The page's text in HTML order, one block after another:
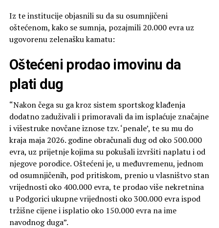
Iz te institucije objasnili su da su osumnjičeni
oštećenom, kako se sumnja, pozajmili 20.000 evra uz
ugovorenu zelenašku kamatu:
Oštećeni prodao imovinu da
plati dug
“Nakon čega su ga kroz sistem sportskog klađenja
dodatno zaduživali i primoravali da im isplaćuje značajne
i višestruke novčane iznose tzv. ‘penale’, te su mu do
kraja maja 2026. godine obračunali dug od oko 500.000
evra, uz prijetnje kojima su pokušali izvršiti naplatu i od
njegove porodice. Oštećeni je, u međuvremenu, jednom
od osumnjičenih, pod pritiskom, prenio u vlasništvo stan
vrijednosti oko 400.000 evra, te prodao više nekretnina
u Podgorici ukupne vrijednosti oko 300.000 evra ispod
tržišne cijene i isplatio oko 150.000 evra na ime
navodnog duga”.